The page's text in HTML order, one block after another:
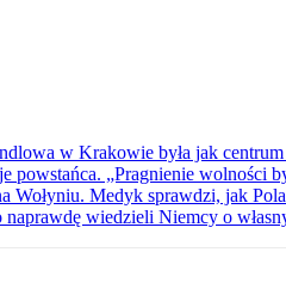
w Krakowie była jak
powstańca. „Pragnienie wolności
Wołyniu. Medyk sprawdzi, jak
wiedzieli Niemcy o